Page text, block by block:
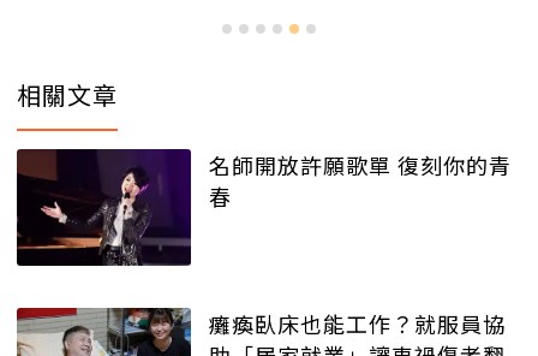
相關文章
名師開放許願歌單 復刻你的青
春
癱瘓臥床也能工作？就服員協